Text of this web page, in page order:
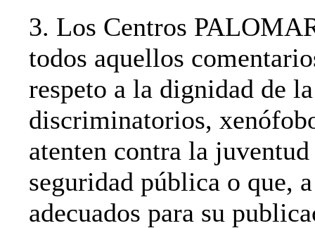
3. Los Centros
todos aquellos
respeto a la dignidad de
discriminatorios,
atenten contra la
seguridad pública o que,
adecuados para su